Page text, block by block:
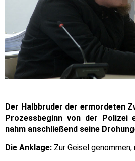
Der Halbbruder der ermordeten
Prozessbeginn von der Polizei
nahm anschließend seine
Die Anklage: Zur Geisel